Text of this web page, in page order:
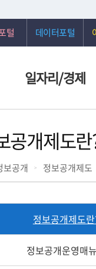
털 데이터포털
일자리/경제
공개제도
보공개 정보공개제도
정보공개제도
정보공개운영매